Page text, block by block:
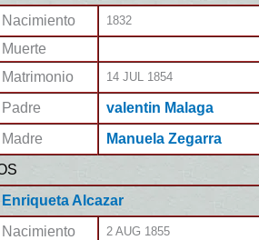
Nacimiento
1832
Muerte
Matrimonio
14 JUL 1854
Padre
valentin Malaga
Madre
Manuela Zegarra
Enriqueta Alcazar
Nacimiento
2 AUG 1855